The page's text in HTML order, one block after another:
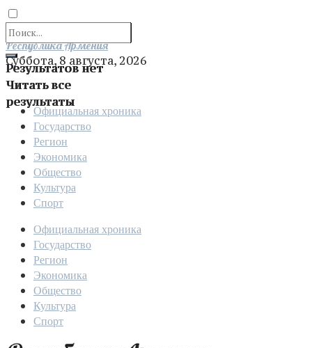
Результатов нет
Читать все
результаты
Отправить
Республика Армения
Суббота, 8 августа, 2026
Официальная хроника
Государство
Регион
Экономика
Общество
Культура
Спорт
Официальная хроника
Государство
Регион
Экономика
Общество
Культура
Спорт